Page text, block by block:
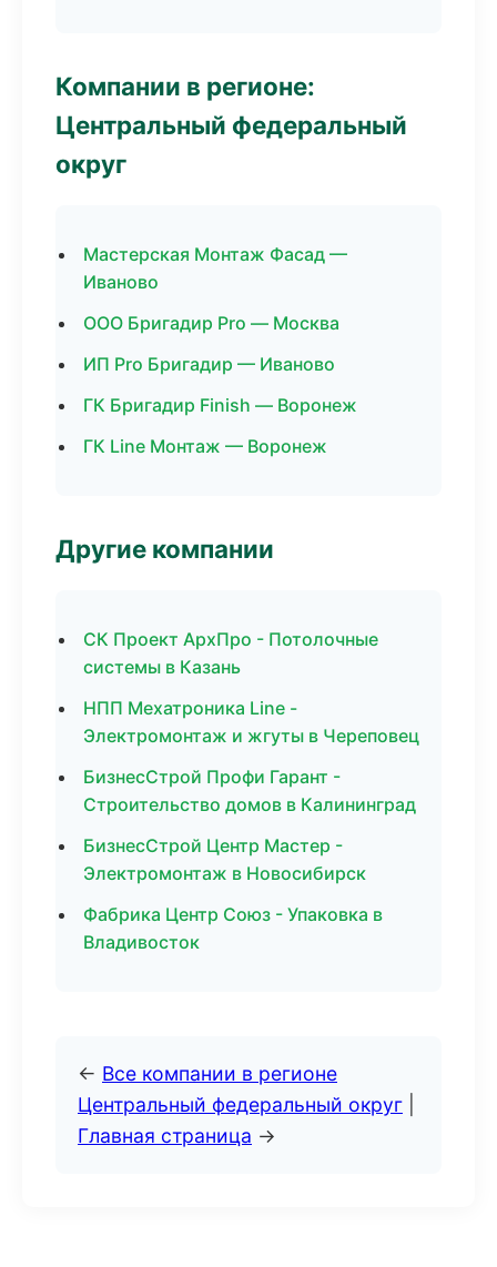
Компании в регионе:
Центральный федеральный
округ
Мастерская Монтаж Фасад —
Иваново
ООО Бригадир Pro — Москва
ИП Pro Бригадир — Иваново
ГК Бригадир Finish — Воронеж
ГК Line Монтаж — Воронеж
Другие компании
СК Проект АрхПро - Потолочные
системы в Казань
НПП Мехатроника Line -
Электромонтаж и жгуты в Череповец
БизнесСтрой Профи Гарант -
Строительство домов в Калининград
БизнесСтрой Центр Мастер -
Электромонтаж в Новосибирск
Фабрика Центр Союз - Упаковка в
Владивосток
← Все компании в регионе
Центральный федеральный округ
Главная страница →